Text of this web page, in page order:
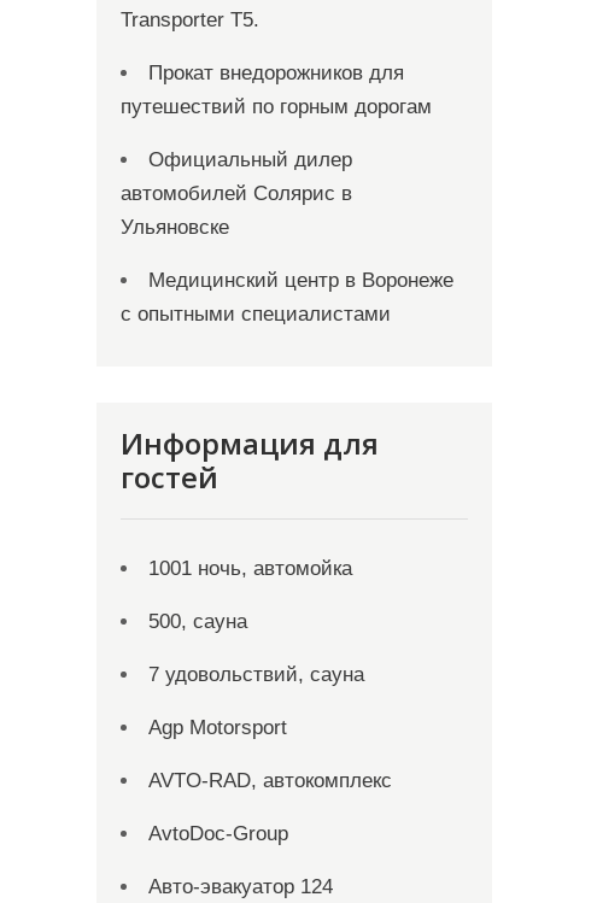
Transporter T5.
Прокат внедорожников для
путешествий по горным дорогам
Официальный дилер
автомобилей Солярис в
Ульяновске
Медицинский центр в Воронеже
с опытными специалистами
Информация для
гостей
1001 ночь, автомойка
500, сауна
7 удовольствий, сауна
Agp Motorsport
AVTO-RAD, автокомплекс
AvtoDoc-Group
Aвто-эвакуатор 124